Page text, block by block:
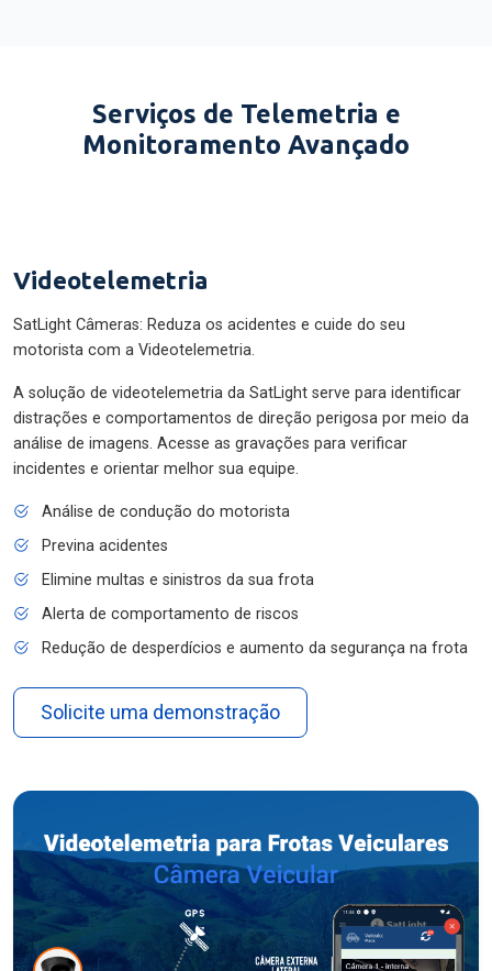
Serviços de Telemetria e
Monitoramento Avançado
Videotelemetria
SatLight Câmeras: Reduza os acidentes e cuide do seu
motorista com a Videotelemetria.
A solução de videotelemetria da SatLight serve para identificar
distrações e comportamentos de direção perigosa por meio da
análise de imagens. Acesse as gravações para verificar
incidentes e orientar melhor sua equipe.
Análise de condução do motorista
Previna acidentes
Elimine multas e sinistros da sua frota
Alerta de comportamento de riscos
Redução de desperdícios e aumento da segurança na frota
Solicite uma demonstração